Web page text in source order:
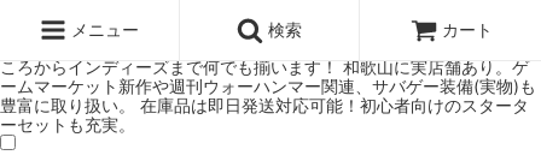
ミアムショップTORAYAMA。通販・オンラインショップです！ ウォー
ハンマーとボードゲームのことなら当店へ！ボードゲームもメジャーど
ころからインディーズまで何でも揃います！ 和歌山に実店舗あり。ゲ
ームマーケット新作や週刊ウォーハンマー関連、サバゲー装備(実物)も
豊富に取り扱い。 在庫品は即日発送対応可能！初心者向けのスタータ
ーセットも充実。
メニュー 検索 カート